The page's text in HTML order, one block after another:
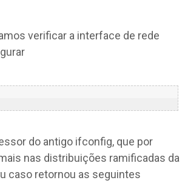
verificar a interface de rede
do antigo ifconfig, que por
nas distribuições ramificadas da
caso retornou as seguintes